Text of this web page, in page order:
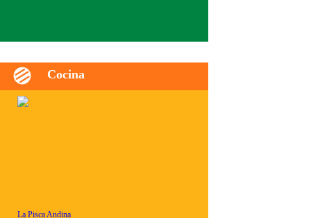
Cocina
La Pisca Andina